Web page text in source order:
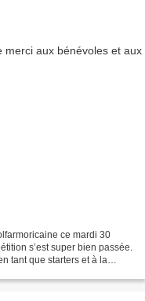
ce mardi 30
s’est super bien passée.
tant que starters et à la